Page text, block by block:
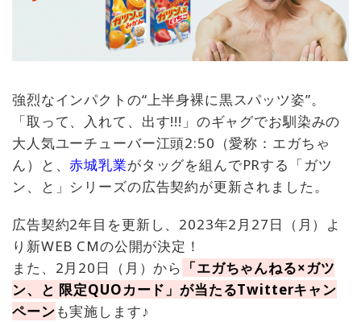
強烈なインパクトの“上半身裸に黒スパッツ姿”。
「取って、入れて、出す!!!」のギャグでお馴染みの
大人気ユーチューバー江頭2:50（愛称：エガちゃ
ん）と、赤城乳業がタッグを組んでPRする「ガツ
ン、と」シリーズの広告契約が更新されました。
広告契約2年目を更新し、2023年2月27日（月）よ
り新WEB CMの公開が決定！
また、2月20日（月）から 「エガちゃんねる×ガツ
ン、と ​限定QUOカード」が当たるTwitterキャン
ペーンも実施します♪